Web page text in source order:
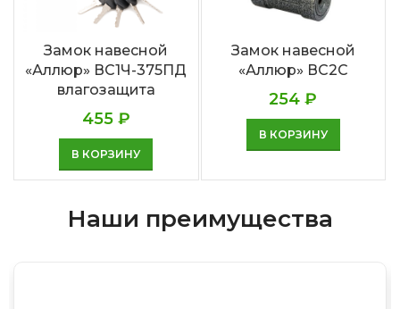
Замок навесной
«Аллюр» ВС1Ч-375ПД
влагозащита
455 ₽
В КОРЗИНУ
Замок навесной
«Аллюр» ВС2С
254₽
В КОРЗИНУ
Наши преимущества